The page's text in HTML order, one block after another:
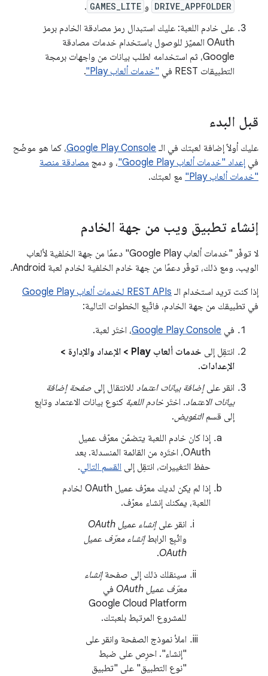
DRIVE_APPFOLDER و GAMES_LITE
.
على خادم اللعبة: عليك استبدال رمز مصادقة الخادم برمز
OAuth المميّز للوصول باستخدام خدمات مصادقة
Google، ثم استخدامه لطلب بيانات من واجهات برمجة
التطبيقات REST في
"خدمات ألعاب Play" .
قبل البدء
عليك أولاً إضافة لعبتك في الـ Google Play Console، كما هو موضّح
في إعداد "خدمات ألعاب Google Play" ، و دمج مصادقة منصة
"خدمات ألعاب Play"
مع لعبتك.
إنشاء تطبيق ويب من جهة الخادم
لا توفّر "خدمات ألعاب Google Play" دعمًا من جهة الخلفية لألعاب
الويب. ومع ذلك، توفّر دعمًا من جهة خادم الخلفية لخادم لعبة Android.
إذا كنت تريد استخدام الـ REST APIs لخدمات ألعاب Google Play
في تطبيقك من جهة الخادم، فاتّبِع الخطوات التالية:
في Google Play Console، اختَر لعبة.
انتقِل إلى
خدمات ألعاب Play > الإعداد والإدارة >
الإعدادات.
انقر علىإضافة بيانات اعتماد للانتقال إلى صفحة إضافة
بيانات الاعتماد. اختَر خادم اللعبة كنوع بيانات الاعتماد وتابِع
إلى قسمالتفويض.
إذا كان خادم اللعبة يتضمّن معرّف عميل
OAuth، اختَره من القائمة المنسدلة. بعد
حفظ التغييرات، انتقِل إلى القسم التالي.
إذا لم يكن لديك معرّف عميل OAuth لخادم
اللعبة، يمكنك إنشاء معرّف.
انقر علىإنشاء عميل OAuth
واتّبِع الرابطإنشاء معرّف عميل
OAuth
.
سينقلك ذلك إلى صفحةإنشاء
معرّف عميل OAuth
في
Google Cloud Platform
للمشروع المرتبط بلعبتك.
املأ نموذج الصفحة وانقر على
"إنشاء". احرِص على ضبط
"نوع التطبيق" على "تطبيق